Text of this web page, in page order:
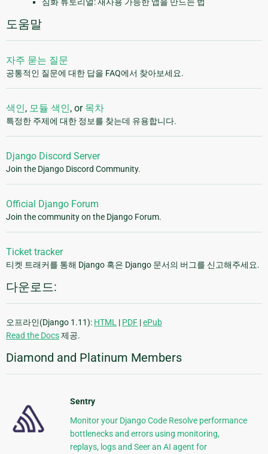
도움말
자주 묻는 질문
공통적인 질문에 대한 답을 FAQ에서 찾아보세요.
색인, 모듈 색인, or 목차
특정한 주제에 대한 정보를 찾는데 유용합니다.
Django Discord Server
Join the Django Discord Community.
Official Django Forum
Join the community on the Django Forum.
Ticket tracker
티켓 트래커를 통해 Django 혹은 Django 문서의 버그를 신고해주세요.
다운로드:
오프라인(Django 1.11): HTML | PDF |ePub
Read the Docs제공.
Diamond and Platinum Members
Sentry
Monitor your Django Code Resolve performance
bottlenecks and errors using monitoring,
replays, logs and Seer an AI agent for